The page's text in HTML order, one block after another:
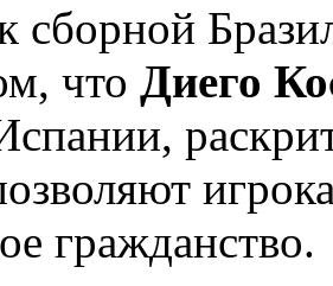
сборной
что Диего
гражданство.